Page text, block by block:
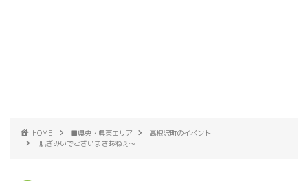
HOME ■県央・県東エリア
高根沢町のイベント
肌ざみいでございまさあねぇ〜